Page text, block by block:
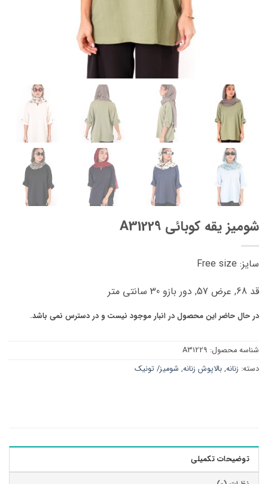
شومیز یقه کوبائی A31229
سایز: Free size
قد 68, عرض 57, دور بازو 30 سانتی متر
در حال حاضر این محصول در انبار موجود نیست و در دسترس نمی باشد.
شناسه محصول: A31229
دسته: زنانه, بالاپوش زنانه, شومیز/ تونیک
توضیحات تکمیلی